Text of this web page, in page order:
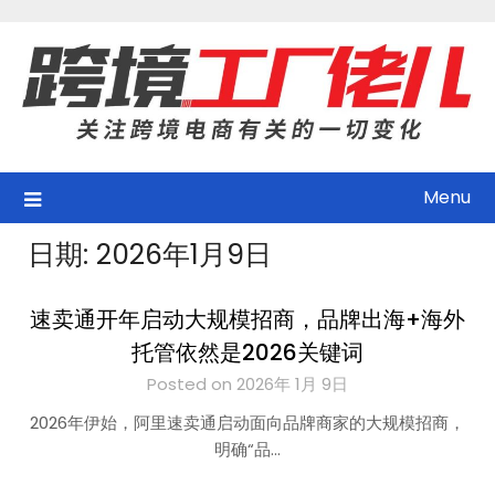
content
Menu
日期: 2026年1月9日
速卖通开年启动大规模招商，品牌出海+海外
托管依然是2026关键词
Posted on 2026年 1月 9日
2026年伊始，阿里速卖通启动面向品牌商家的大规模招商，
明确“品…